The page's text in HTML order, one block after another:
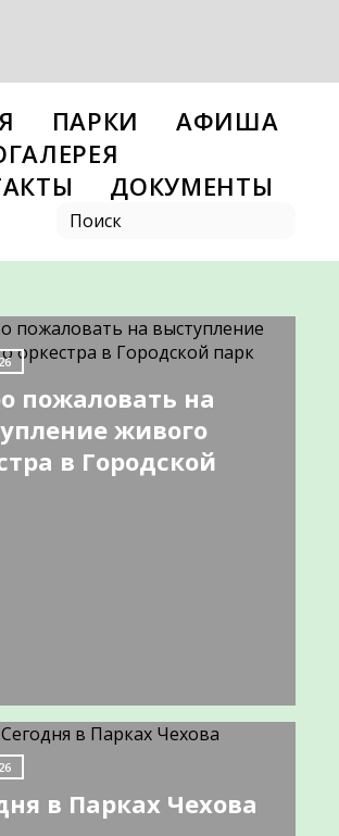
ПАРКИ
АФИША
ДОКУМЕНТЫ
пожаловать на
живого
в Городской
в Парках Чехова